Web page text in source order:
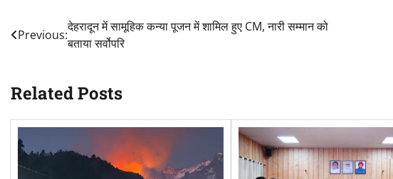
Post
navigation
Previous:
देहरादून में सामूहिक कन्या पूजन में शामिल हुए CM, नारी सम्मान को
बताया सर्वोपरि
Related Posts